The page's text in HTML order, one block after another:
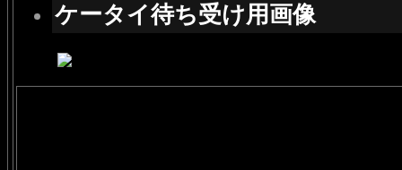
ケータイ待ち受け用画像